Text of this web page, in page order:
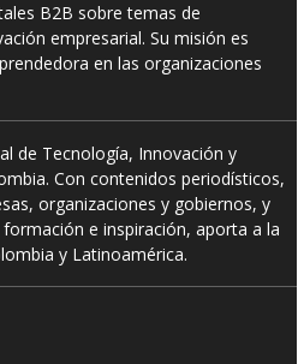
B2B sobre temas de
empresarial. Su misión es
en las organizaciones
de Tecnología, Innovación y
Con contenidos periodísticos,
organizaciones y gobiernos, y
e inspiración, aporta a la
y Latinoamérica.